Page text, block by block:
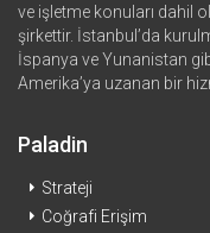
ve işletme konuları dahil
şirkettir. İstanbul’da
İspanya ve Yunanistan
Amerika’ya uzanan bir
Paladin
Strateji
Coğrafi Erişim